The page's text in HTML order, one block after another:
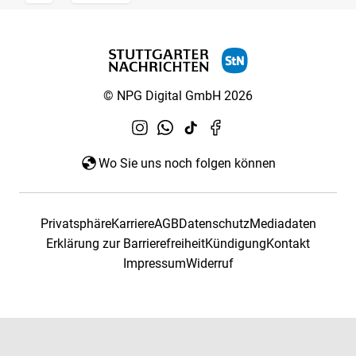
© NPG Digital GmbH 2026
Wo Sie uns noch folgen können
PrivatsphäreKarriereAGBDatenschutzMediadaten
Erklärung zur BarrierefreiheitKündigungKontakt
ImpressumWiderruf